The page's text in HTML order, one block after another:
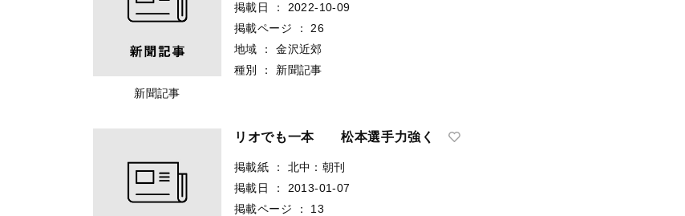
新聞記事
掲載日
：
2022-10-09
掲載ページ
：
26
地域
：
金沢近郊
種別
： 新聞記事
リオでも一本 松本選手力強く
掲載紙 ：
北中：朝刊
掲載日
：
2013-01-07
掲載ページ
：
13